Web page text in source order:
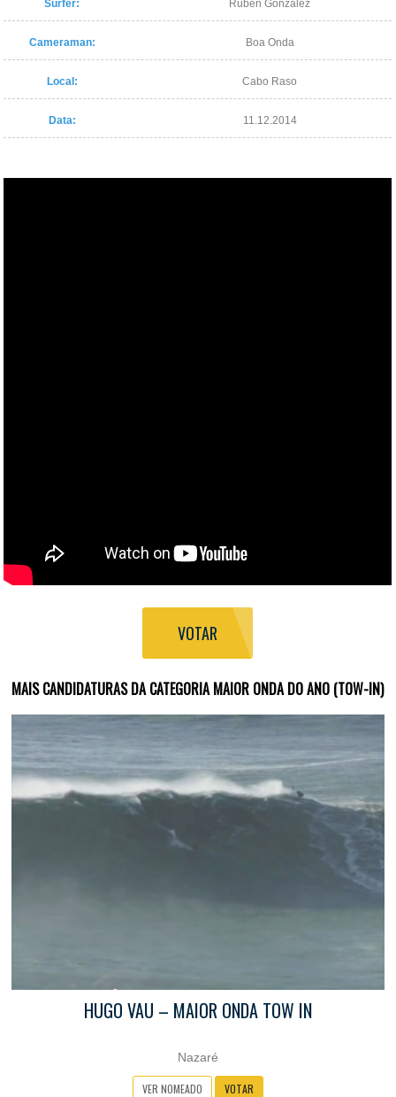
Surfer: Ruben Gonzalez
Cameraman: Boa Onda
Local: Cabo Raso
Data: 11.12.2014
VOTAR
MAIS CANDIDATURAS DA CATEGORIA MAIOR ONDA DO ANO (TOW-IN)
HUGO VAU – MAIOR ONDA TOW IN
Nazaré
VER NOMEADO VOTAR